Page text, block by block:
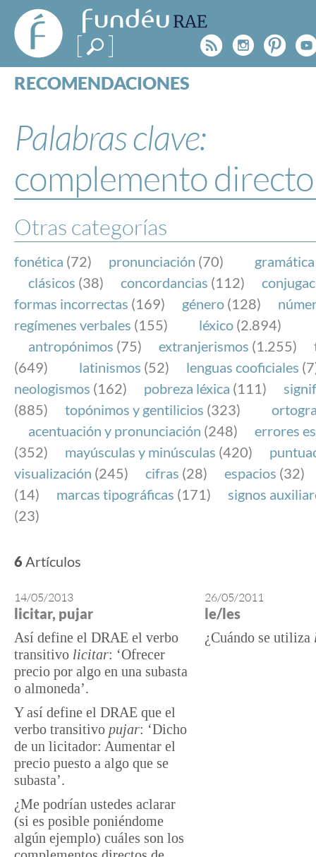
FundéuRAE
- Fundación
del Español
Urgente
Rss
RECOMENDACIONES
ESPECIALES
BLOG
NOTICIAS
FundéuRAE es una fundación patrocinada por la
y la Real Academia Española, cuyo objetivo es
el buen uso del español en los medios de
Internet.
Palabras clave:
complemento directo
Otras categorías
fonética (72) pronunciación (70) gramática
clásicos (38) concordancias (112)
formas incorrectas (169) género (128)
regímenes verbales (155) léxico (2.894)
antropónimos (75) extranjerismos (1.255)
(649)
latinismos (52) lenguas cooficiales
neologismos (162) pobreza léxica (111)
(885)
topónimos y gentilicios (323)
acentuación y pronunciación (248)
errores
(352)
mayúsculas y minúsculas (420)
visualización (245) cifras (28) espacios (32)
(14)
marcas tipográficas (171)
signos
(23)
6Artículos
14/05/2013
licitar, pujar
Así define el DRAE el verbo
transitivo licitar: ‘Ofrecer
precio por algo en una subasta
o almoneda’.
Y así define el DRAE que el
verbo transitivo pujar: ‘Dicho
de un licitador: Aumentar el
precio puesto a algo que se
subasta’.
¿Me podrían ustedes aclarar
(si es posible poniéndome
algún ejemplo) cuáles son los
26/05/2011
le/les
¿Cuándo se utiliza